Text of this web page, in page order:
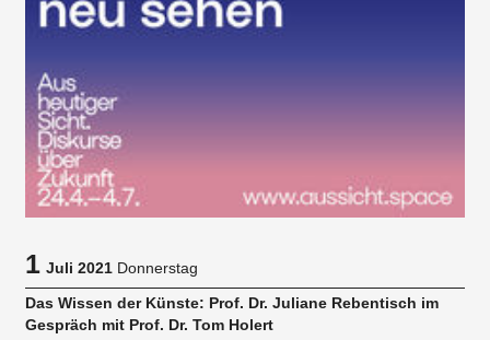
1Juli 2021 Donnerstag
Das Wissen der Künste: Prof. Dr. Juliane Rebentisch im
Gespräch mit Prof. Dr. Tom Holert